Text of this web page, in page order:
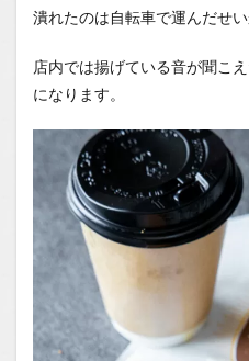
潰れたのは自転車で運んだせい
店内では揚げている音が聞こ
になります。